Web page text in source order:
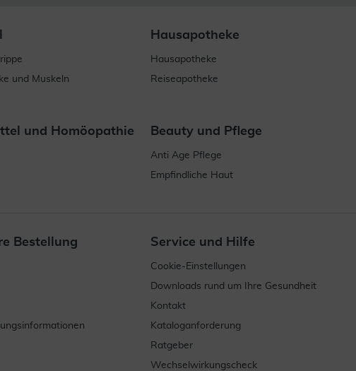
und Muskeln
Hausapotheke
Hausapotheke
Reiseapotheke
und Homöopathie Beauty und Pflege
Anti Age Pflege
Empfindliche Haut
Bestellung Service und Hilfe
Cookie-Einstellungen
Downloads rund um Ihre Gesundheit
Kontakt
Kataloganforderung
Ratgeber
Wechselwirkungscheck